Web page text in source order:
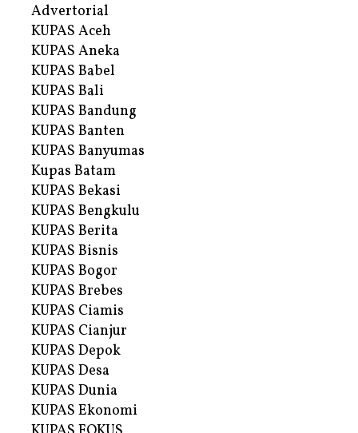
Advertorial
KUPAS Aceh
KUPAS Aneka
KUPAS Babel
KUPAS Bali
KUPAS Bandung
KUPAS Banten
KUPAS Banyumas
Kupas Batam
KUPAS Bekasi
KUPAS Bengkulu
KUPAS Berita
KUPAS Bisnis
KUPAS Bogor
KUPAS Brebes
KUPAS Ciamis
KUPAS Cianjur
KUPAS Depok
KUPAS Desa
KUPAS Dunia
KUPAS Ekonomi